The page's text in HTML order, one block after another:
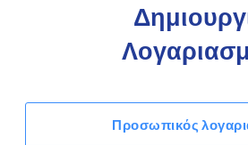
Προσωπικός